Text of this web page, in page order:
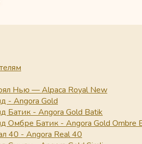
Нью — Alpaca Royal New
- Angora Gold
Батик - Angora Gold Batik
Омбре Батик - Angora Gold Ombre
40 - Angora Real 40